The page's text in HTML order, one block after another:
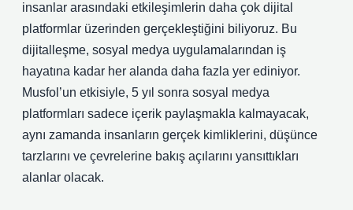
insanlar arasındaki etkileşimlerin daha çok dijital
platformlar üzerinden gerçekleştiğini biliyoruz. Bu
dijitalleşme, sosyal medya uygulamalarından iş
hayatına kadar her alanda daha fazla yer ediniyor.
Musfol’un etkisiyle, 5 yıl sonra sosyal medya
platformları sadece içerik paylaşmakla kalmayacak,
aynı zamanda insanların gerçek kimliklerini, düşünce
tarzlarını ve çevrelerine bakış açılarını yansıttıkları
alanlar olacak.